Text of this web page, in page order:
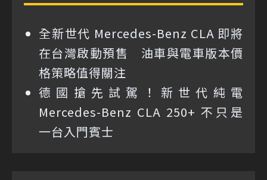
全新世代 Mercedes-Benz CLA 即將
在台灣啟動預售 油車與電車版本價
格策略值得關注
德國搶先試駕！新世代純電
Mercedes-Benz CLA 250+ 不只是
一台入門賓士